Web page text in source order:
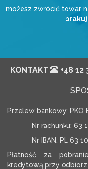
możesz zwrócić towar
KONTAKT +48 12
Przelew bankowy: PKO
Nr rachunku: 63
Nr IBAN: PL 63
Płatność za
kredytową przy